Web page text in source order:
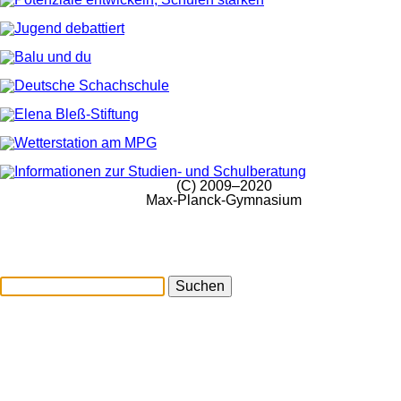
(C) 2009–2020
Max-Planck-Gymnasium
Suchen